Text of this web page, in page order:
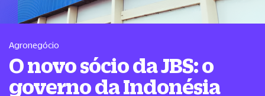
Agronegócio
O novo sócio da JBS: o
governo da Indonésia